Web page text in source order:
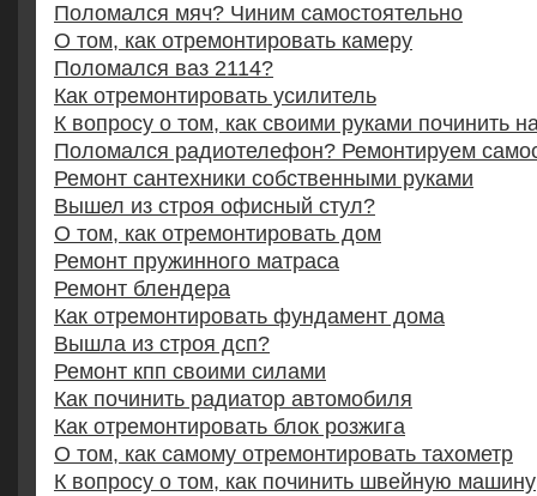
Поломался мяч? Чиним самостоятельно
О том, как отремонтировать камеру
Поломался ваз 2114?
Как отремонтировать усилитель
К вопросу о том, как своими руками починить
Поломался радиотелефон? Ремонтируем
Ремонт сантехники собственными руками
Вышел из строя офисный стул?
О том, как отремонтировать дом
Ремонт пружинного матраса
Ремонт блендера
Как отремонтировать фундамент дома
Вышла из строя дсп?
Ремонт кпп своими силами
Как починить радиатор автомобиля
Как отремонтировать блок розжига
О том, как самому отремонтировать тахометр
К вопросу о том, как починить швейную машину